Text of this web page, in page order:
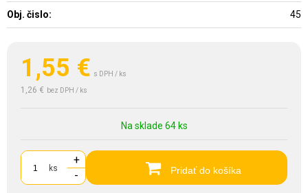
1,55 € s DPH / ks
1,26 € bez DPH / ks
Na sklade 64 ks
ks
+
-
Pridať do košíka
Obj. čislo: 45